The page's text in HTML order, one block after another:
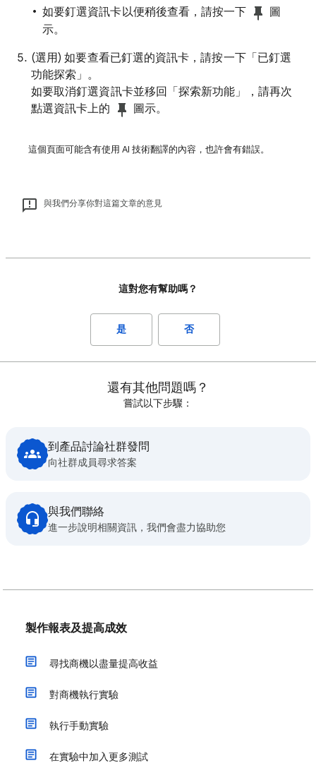
如要釘選資訊卡以便稍後查看，請按一下
圖
示。
(選用) 如要查看已釘選的資訊卡，請按一下「已釘選
功能探索」 。
如要取消釘選資訊卡並移回「探索新功能」，請再次
點選資訊卡上的
圖示。
這個頁面可能含有使用 AI 技術翻譯的內容，也許會有錯誤。
與我們分享你對這篇文章的意見
這對您有幫助嗎？
是 否
還有其他問題嗎？
嘗試以下步驟：
到產品討論社群發問
向社群成員尋求答案
與我們聯絡
進一步說明相關資訊，我們會盡力協助您
製作報表及提高成效
尋找商機以盡量提高收益
對商機執行實驗
執行手動實驗
在實驗中加入更多測試